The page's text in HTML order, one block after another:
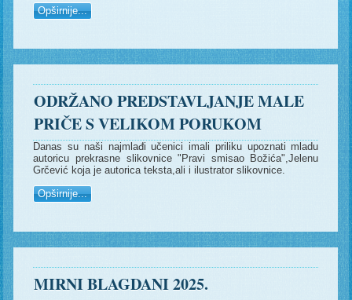
Opširnije...
ODRŽANO PREDSTAVLJANJE MALE
PRIČE S VELIKOM PORUKOM
Danas su naši najmlađi učenici imali priliku upoznati mladu
autoricu prekrasne slikovnice "Pravi smisao Božića",Jelenu
Grčević koja je autorica teksta,ali i ilustrator slikovnice.
Opširnije...
MIRNI BLAGDANI 2025.